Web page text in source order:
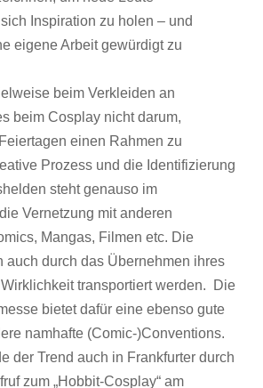
Inspiration zu holen – und
eigene Arbeit gewürdigt zu
beim Verkleiden an
beim Cosplay nicht darum,
einen Rahmen zu
Prozess und die Identifizierung
steht genauso im
Vernetzung mit anderen
Mangas, Filmen etc. Die
auch durch das Übernehmen ihres
transportiert werden. Die
bietet dafür eine ebenso gute
namhafte (Comic-)Conventions.
der Trend auch in Frankfurter durch
zum „Hobbit-Cosplay“ am